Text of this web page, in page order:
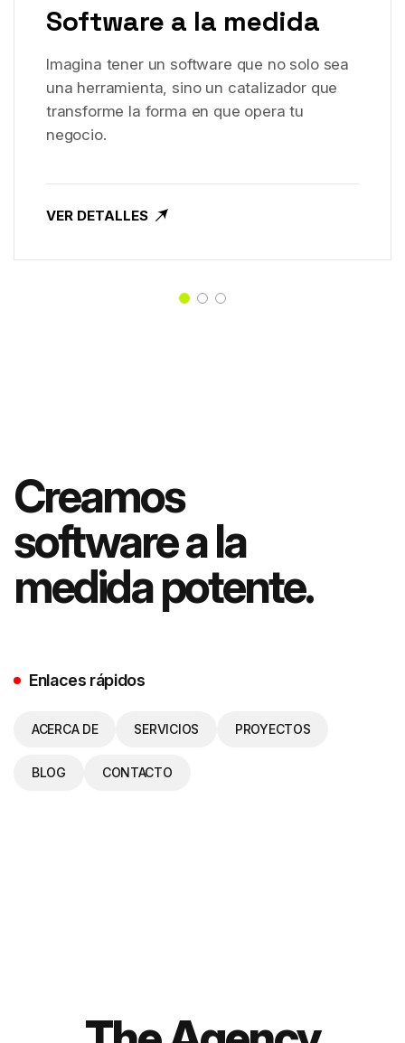
Software a la medida
Imagina tener un software que no solo sea
una herramienta, sino un catalizador que
transforme la forma en que opera tu
negocio.
VER DETALLES
Creamos
software a la
medida potente.
Enlaces rápidos
ACERCA DE SERVICIOS PROYECTOS
BLOG CONTACTO